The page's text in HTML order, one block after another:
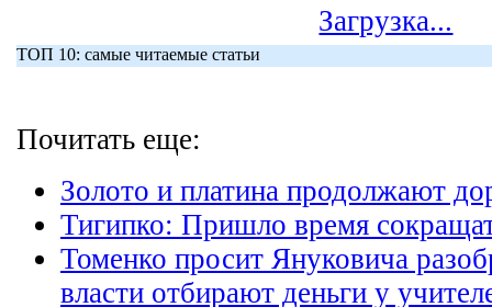
Загрузка...
ТОП 10: самые читаемые статьи
Почитать еще:
Золото и платина продолжают
Тигипко: Пришло время
Томенко просит Януковича
власти отбирают деньги у